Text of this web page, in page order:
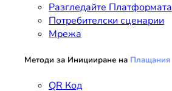
Разгледайте Платформата
Потребителски сценарии
Мрежа
Методи за Иницииране на Плащания
QR Код